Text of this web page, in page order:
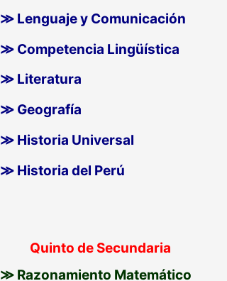
≫ Lenguaje y Comunicación
≫ Competencia Lingüística
≫ Literatura
≫ Geografía
≫ Historia Universal
≫ Historia del Perú
Quinto de Secundaria
≫ Razonamiento Matemático